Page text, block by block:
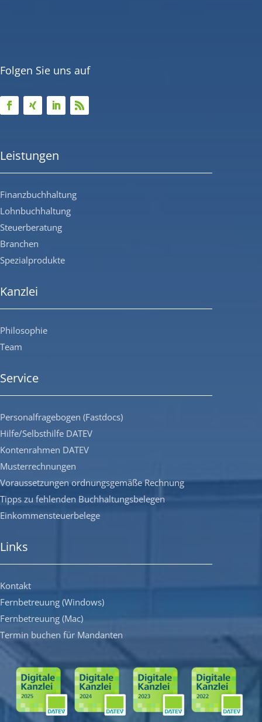
Folgen Sie uns auf
Leistungen
Finanzbuchhaltung
Lohnbuchhaltung
Steuerberatung
Branchen
Spezialprodukte
Kanzlei
Philosophie
Team
Service
Personalfragebogen (Fastdocs)
Hilfe/Selbsthilfe DATEV
Kontenrahmen DATEV
Musterrechnungen
Voraussetzungen ordnungsgemäße Rechnung
Tipps zu fehlenden Buchhaltungsbelegen
Einkommensteuerbelege
Links
Kontakt
Fernbetreuung (Windows)
Fernbetreuung (Mac)
Termin buchen für Mandanten